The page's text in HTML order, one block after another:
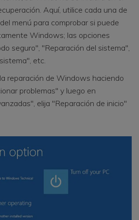
Aquí, utilice cada una de
menú para comprobar si puede
Windows; las opciones
seguro", "Reparación del sistema",
etc.
reparación de Windows haciendo
problemas" y luego en
elija "Reparación de inicio"